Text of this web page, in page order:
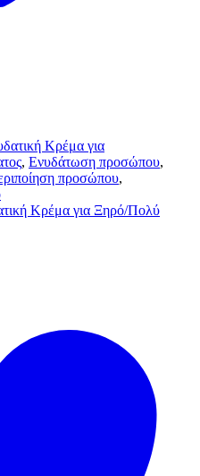
, Ενυδάτωση προσώπου,
προσώπου,
Κρέμα για Ξηρό/Πολύ